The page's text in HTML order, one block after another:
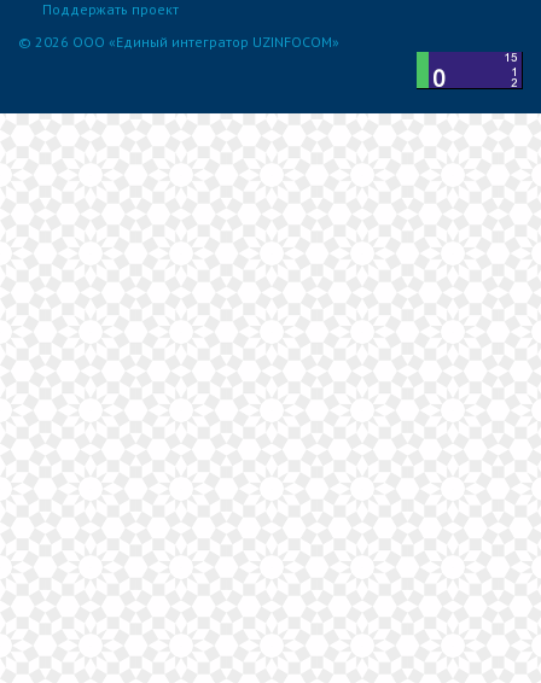
Поддержать проект
© 2026 ООО «Единый интегратор UZINFOCOM»